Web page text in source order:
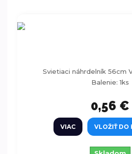
Svietiaci náhrdelník 56cm
Balenie: 1ks
0,56 €
VIAC VLOŽIŤ DO